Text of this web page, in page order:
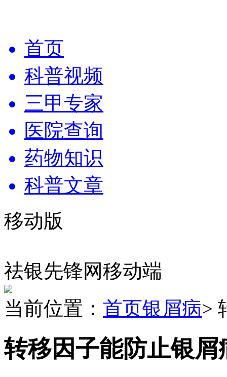
首页
科普视频
三甲专家
医院查询
药物知识
科普文章
移动版
祛银先锋网移动端
当前位置： 首页银屑病>
转移因子能防止银屑